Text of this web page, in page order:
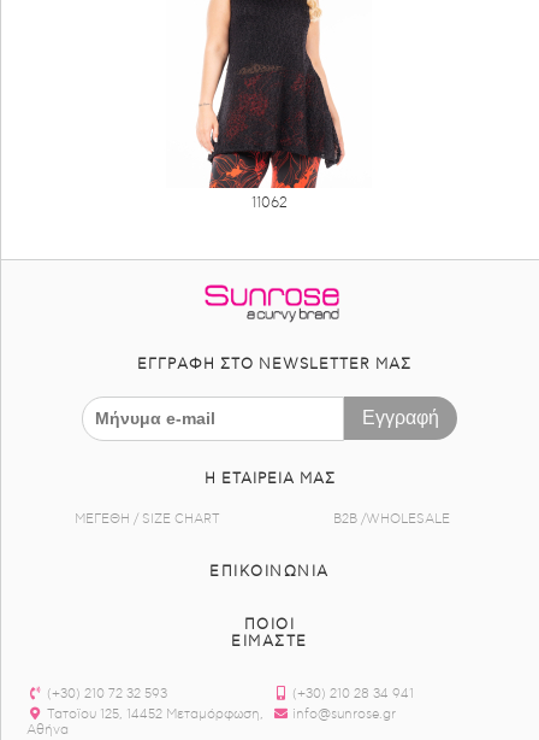
11062
ΕΓΓΡΑΦΉ ΣΤΟ NEWSLETTER ΜΑΣ
Εγγραφή
Η ΕΤΑΙΡΕΊΑ ΜΑΣ
ΜΕΓΕΘΗ / SIZE CHART B2B /WHOLESALE
ΕΠΙΚΟΙΝΩΝΊΑ
ΠΟΙΟΙ
ΕΙΜΑΣΤΕ
(+30) 210 72 32 593
(+30) 210 28 34 941
Τατοϊου 125, 14452 Μεταμόρφωση,
Αθήνα
info@sunrose.gr